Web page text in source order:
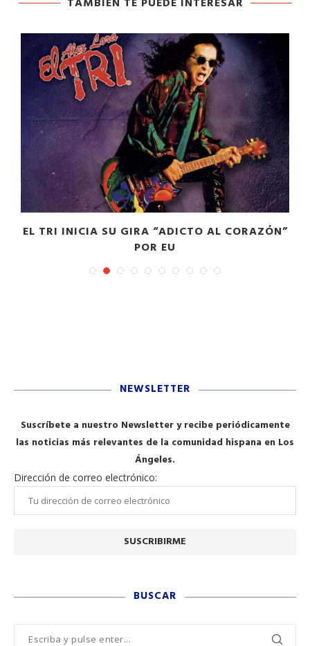
TAMBIÉN TE PUEDE INTERESAR
EL TRI INICIA SU GIRA “ADICTO AL CORAZÓN”
POR EU
NEWSLETTER
Suscríbete a nuestro Newsletter y recibe periódicamente
las noticias más relevantes de la comunidad hispana en Los
Ángeles.
Dirección de correo electrónico:
BUSCAR